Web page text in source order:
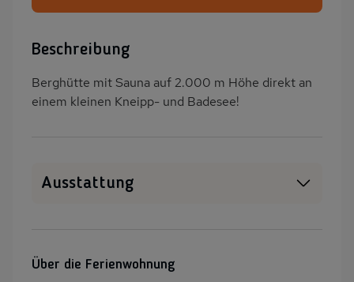
Beschreibung
Berghütte mit Sauna auf 2.000 m Höhe direkt an
einem kleinen Kneipp- und Badesee!
Ausstattung
Waschmaschine
Über die Ferienwohnung